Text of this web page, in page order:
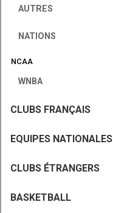
AUTRES
NATIONS
NCAA
WNBA
CLUBS FRANÇAIS
EQUIPES NATIONALES
CLUBS ÉTRANGERS
BASKETBALL